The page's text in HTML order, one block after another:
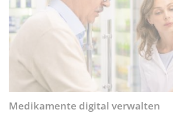
Medikamente digital verwalten